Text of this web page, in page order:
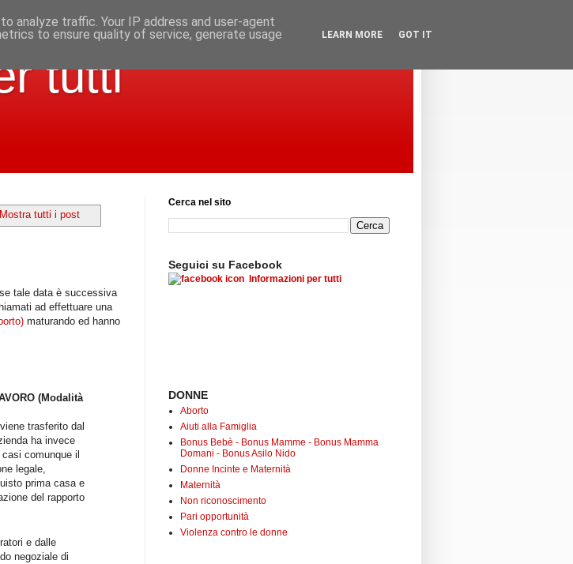
tutti
Mostra tutti i post
tale data è successiva
ad effettuare una
maturando ed hanno
(Modalità
trasferito dal
ha invece
comunque il
legale,
prima casa e
del rapporto
e dalle
negoziale di
Cerca nel sito
Seguici su Facebook
Informazioni per tutti
DONNE
Aborto
Aiuti alla Famiglia
Bonus Bebè - Bonus Mamme - Bonus Mamma
Domani - Bonus Asilo Nido
Donne Incinte e Maternità
Maternità
Non riconoscimento
Pari opportunità
Violenza contro le donne
analyze traffic. Your IP address and user-agent
to ensure quality of service, generate usage
LEARN MORE GOT IT